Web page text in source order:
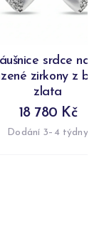
srdce
zirkony z
zlata
18 780 Kč
Dodání 3–4 týdny